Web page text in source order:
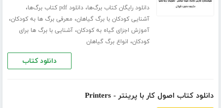
دانلود رایگان کتاب برگ‌ها،دانلود pdf کتاب برگ‌ها ،
آشنایی کودکان با برگ گیاهان، معرفی برگ ها به کودکان،
آموزش اجزای گیاه به کودکان،آشنایی با برگ ها برای
کودکان، انواع برگ گیاهان
دانلود کتاب
دانلود کتاب اصول کار با پرینتر - Printers